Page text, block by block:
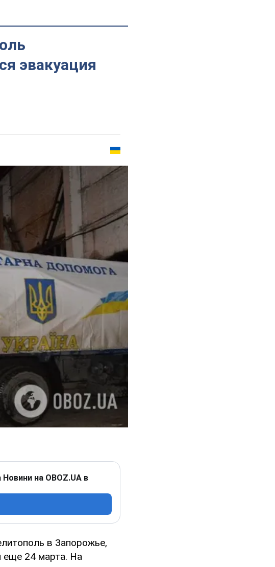
эвакуация
на OBOZ.UA в
в Запорожье,
еще 24 марта. На